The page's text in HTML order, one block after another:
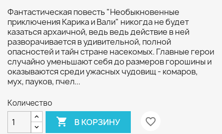
Фантастическая повесть "Необыкновенные
приключения Карика и Вали" никогда не будет
казаться архаичной, ведь ведь действие в ней
разворачивается в удивительной, полной
опасностей и тайн стране насекомых. Главные герои
случайно уменьшают себя до размеров горошины и
оказываются среди ужасных чудовищ - комаров,
мух, пауков, пчел...
Количество
 В КОРЗИНУ favorite_border